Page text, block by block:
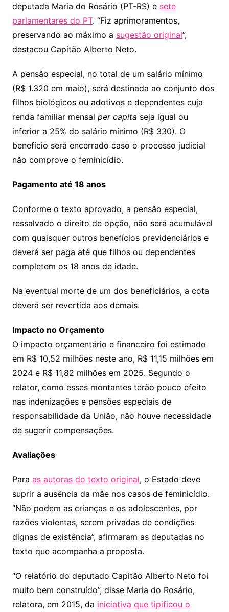
deputada Maria do Rosário (PT-RS) e sete
parlamentares do PT. “Fiz aprimoramentos,
preservando ao máximo a sugestão original”,
destacou Capitão Alberto Neto.
A pensão especial, no total de um salário mínimo
(R$ 1.320 em maio), será destinada ao conjunto dos
filhos biológicos ou adotivos e dependentes cuja
renda familiar mensal per capita seja igual ou
inferior a 25% do salário mínimo (R$ 330). O
benefício será encerrado caso o processo judicial
não comprove o feminicídio.
Pagamento até 18 anos
Conforme o texto aprovado, a pensão especial,
ressalvado o direito de opção, não será acumulável
com quaisquer outros benefícios previdenciários e
deverá ser paga até que filhos ou dependentes
completem os 18 anos de idade.
Na eventual morte de um dos beneficiários, a cota
deverá ser revertida aos demais.
Impacto no Orçamento
O impacto orçamentário e financeiro foi estimado
em R$ 10,52 milhões neste ano, R$ 11,15 milhões em
2024 e R$ 11,82 milhões em 2025. Segundo o
relator, como esses montantes terão pouco efeito
nas indenizações e pensões especiais de
responsabilidade da União, não houve necessidade
de sugerir compensações.
Avaliações
Para as autoras do texto original, o Estado deve
suprir a ausência da mãe nos casos de feminicídio.
“Não podem as crianças e os adolescentes, por
razões violentas, serem privadas de condições
dignas de existência”, afirmaram as deputadas no
texto que acompanha a proposta.
“O relatório do deputado Capitão Alberto Neto foi
muito bem construído”, disse Maria do Rosário,
relatora, em 2015, da iniciativa que tipificou o